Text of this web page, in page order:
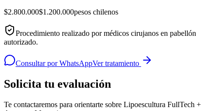
$2.800.000$1.200.000pesos chilenos
Procedimiento realizado por médicos cirujanos en pabellón
autorizado.
Consultar por WhatsAppVer tratamiento
Solicita tu evaluación
Te contactaremos para orientarte sobre Lipoescultura FullTech +